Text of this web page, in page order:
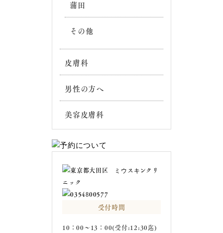
蒲田
その他
皮膚科
男性の方へ
美容皮膚科
受付時間
10：00～13：00(受付:12:30迄)